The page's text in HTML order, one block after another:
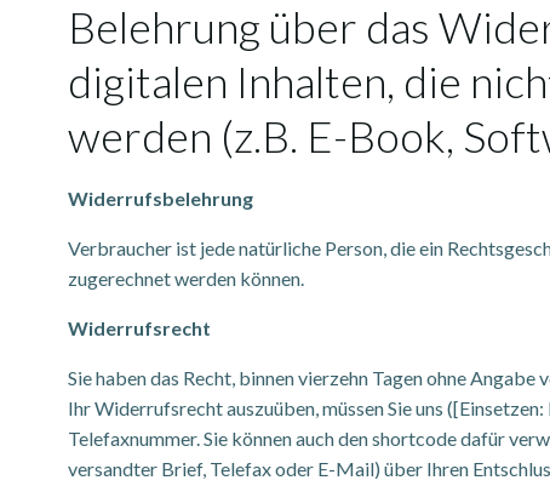
Belehrung über das
digitalen Inhalten, die
werden (z.B. E-Book,
Widerrufsbelehrung
Verbraucher ist jede natürliche Person, die ein
zugerechnet werden können.
Widerrufsrecht
Sie haben das Recht, binnen vierzehn Tagen ohne
Ihr Widerrufsrecht auszuüben, müssen Sie uns
Telefaxnummer. Sie können auch den shortcode dafür
versandter Brief, Telefax oder E-Mail) über Ihren